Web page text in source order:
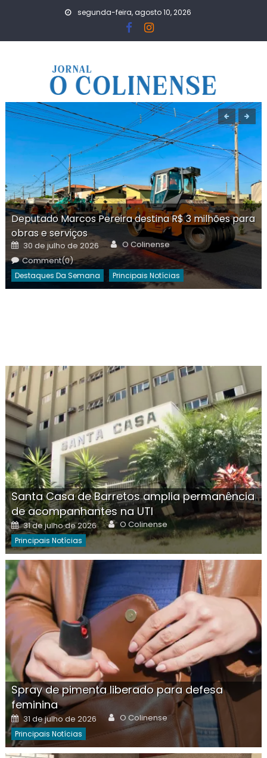
segunda-feira, agosto 10, 2026
Deputado Marcos Pereira destina R$ 3 milhões para
obras e serviços
Posted
on
30 de julho de 2026 Author
O Colinense
Comment(0)
Destaques Da Semana Principais Notícias
Santa Casa de Barretos amplia permanência
de acompanhantes na UTI
Posted
on
31 de julho de 2026 Author
O Colinense
Principais Notícias
Spray de pimenta liberado para defesa
feminina
Posted
on
31 de julho de 2026 Author
O Colinense
Principais Notícias